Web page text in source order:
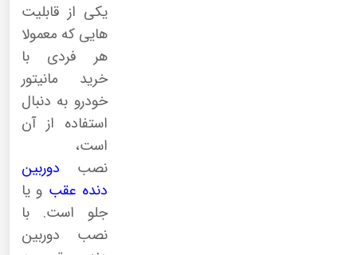
یکی از قابلیت
هایی که معمولا
هر فردی با
خرید مانیتور
خودرو به دنبال
استفاده از آن
است،
نصب دوربین
دنده عقب و یا
جلو است. با
نصب دوربین